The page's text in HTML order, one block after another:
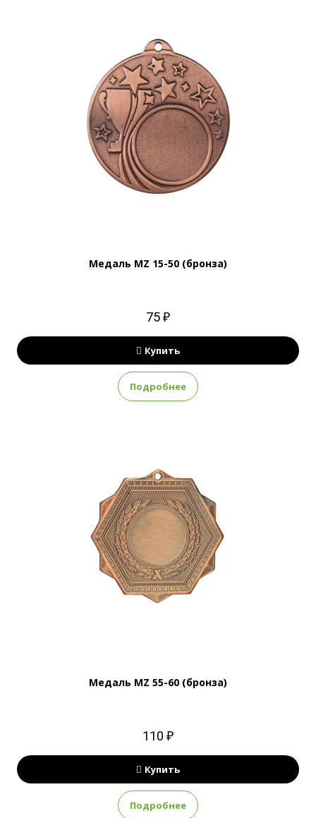
Медаль MZ 15-50 (бронза)
75 ₽
Купить
Подробнее
Медаль MZ 55-60 (бронза)
110 ₽
Купить
Подробнее